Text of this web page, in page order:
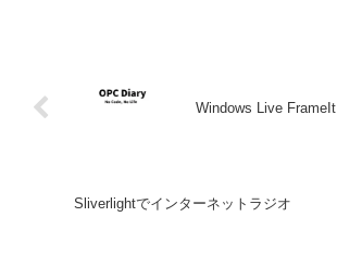
Windows Live FrameIt
Sliverlightでインターネットラジオ